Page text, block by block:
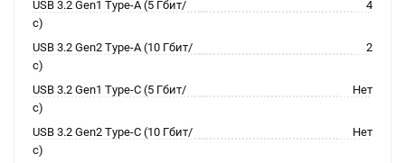
USB 3.2 Gen1 Type-A (5 Гбит/
с)
4
USB 3.2 Gen2 Type-A (10 Гбит/
с)
2
USB 3.2 Gen1 Type-C (5 Гбит/
с)
Нет
USB 3.2 Gen2 Type-C (10 Гбит/
с)
Нет